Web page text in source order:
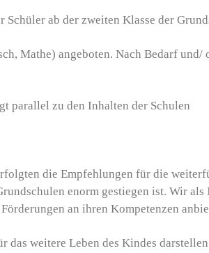
ab der zweiten Klasse der
Mathe) angeboten. Nach Bedarf
parallel zu den Inhalten der Schulen
die Empfehlungen für die
enorm gestiegen ist. Wir
an ihren Kompetenzen
das weitere Leben des Kindes